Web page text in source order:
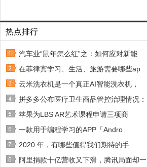
热点排行
汽车业“鼠年怎么红”之：如何应对新能
在菲律宾学习、生活、旅游需要哪些ap
云米洗衣机是一个真正AI智能洗衣机，
拼多多公布医疗卫生商品管控治理情况：
苹果为LBS AR艺术课程申请三项商
一款用于编程学习的APP「Andro
2020 年，有哪些值得我们期待的手
阿里捐款十亿营收又下滑，腾讯局面却一